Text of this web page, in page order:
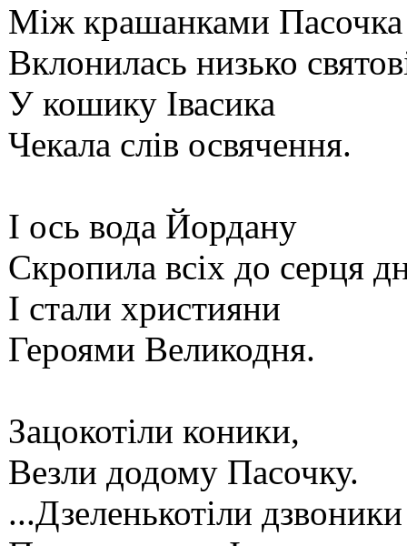
Між крашанками Пасочка
Вклонилась низько
У кошику Івасика
Чекала слів освячення.
І ось вода Йордану
Скропила всіх до серця
І стали християни
Героями Великодня.
Зацокотіли коники,
Везли додому Пасочку.
...Дзеленькотіли дзвоники